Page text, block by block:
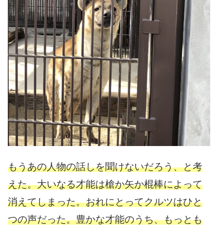
もうあの人物の話しを聞けないだろう、と考
えた。大いなる才能は槍か矢か棍棒によって
消えてしまった。おれにとってクルツはひと
つの声だった。豊かな才能のうち、もっとも